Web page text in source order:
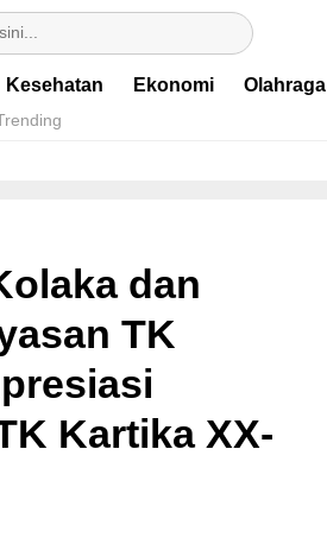
Kesehatan Ekonomi Olahraga
dan
TK
Kartika XX-